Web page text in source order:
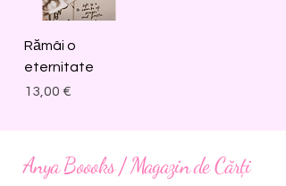
Rămâi o
eternitate
Price
13,00 €
Anya Boooks / Magazin de Cărți